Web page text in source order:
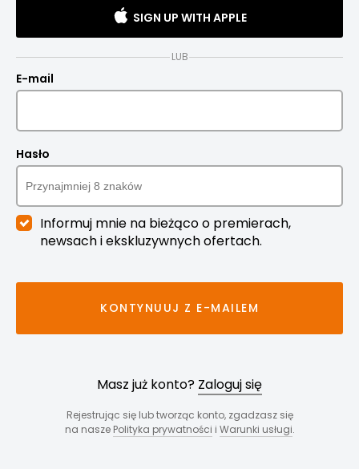
SIGN UP WITH APPLE
LUB
E-mail
Hasło
Informuj mnie na bieżąco o premierach,
newsach i ekskluzywnych ofertach.
KONTYNUUJ Z E-MAILEM
Masz już konto? Zaloguj się
Rejestrując się lub tworząc konto, zgadzasz się
na nasze Polityka prywatności i Warunki usługi.